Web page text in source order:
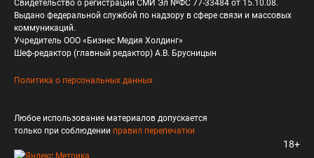
Свидетельство о регистрации СМИ Эл №ФС 77-33484 от 15.10.08.
Выдано федеральной службой по надзору в сфере связи и массовых
коммуникаций.
Учредитель ООО «Бизнес Медия Холдинг»
Шеф-редактор (главный редактор) А.В. Брусницын
Политика о персональных данных
Любое использование материалов допускается
только при соблюдении правил перепечатки
18+